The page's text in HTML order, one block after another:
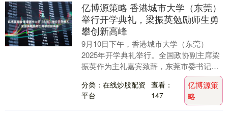
亿博源策略 香港城市大学（东莞）
举行开学典礼，梁振英勉励师生勇
攀创新高峰
9月10日下午，香港城市大学（东莞）
2025年开学典礼举行。全国政协副主席梁
振英作为主礼嘉宾致辞，东莞市委书记韦
皓，广东省政协副秘书长伍守荣，东莞市
领导郑国洪、....
分类：在线炒股配资
平台
查看：
147
亿博源策
略